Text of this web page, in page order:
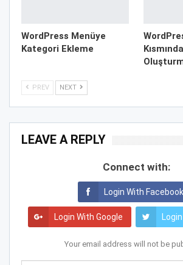
WordPress Menüye
Kategori Ekleme
PREV NEXT
LEAVE A REPLY
Connect with:
Login With Facebook
Login With Google
Your email address will not be